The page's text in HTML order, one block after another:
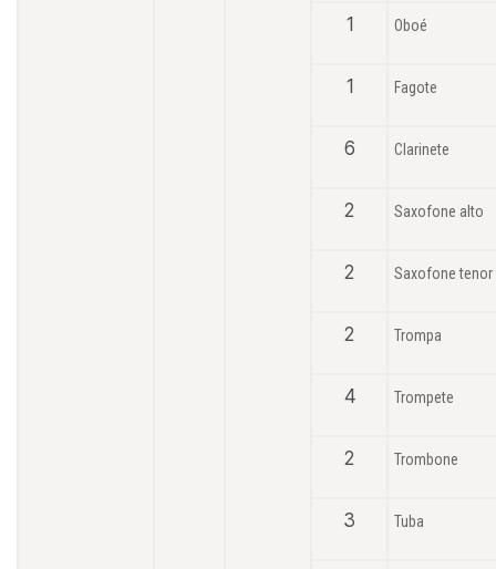
1 Oboé
1 Fagote
6 Clarinete
2 Saxofone alto
2 Saxofone tenor
2 Trompa
4 Trompete
2 Trombone
3 Tuba